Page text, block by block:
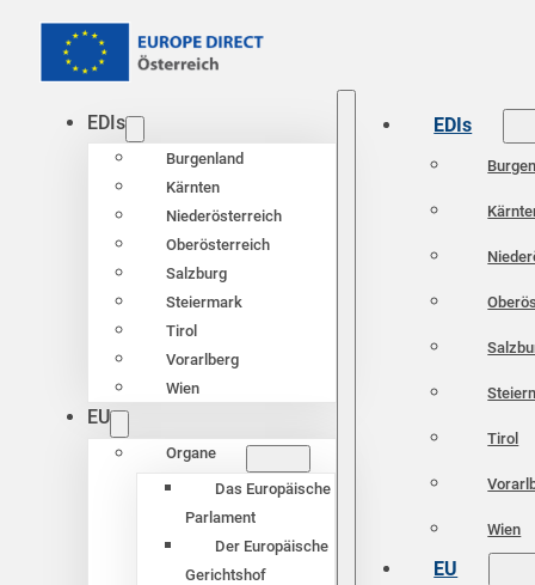
EDIs
Burgenland
Kärnten
Niederösterreich
Oberösterreich
Salzburg
Steiermark
Tirol
Vorarlberg
Wien
EU
Organe
Das Europäische
Parlament
Der Europäische
Gerichtshof
EDIs
Tirol
Wien
EU